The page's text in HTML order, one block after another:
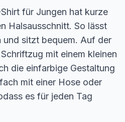
für Jungen hat kurze
Halsausschnitt. So lässt
und sitzt bequem. Auf der
mit einem kleinen
die einfarbige Gestaltung
mit einer Hose oder
es für jeden Tag